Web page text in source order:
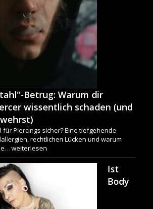
Betrug: Warum dir
wissentlich schaden (und
für Piercings sicher? Eine tiefgehende
rechtlichen Lücken und warum
weiterlesen
Ist
Body